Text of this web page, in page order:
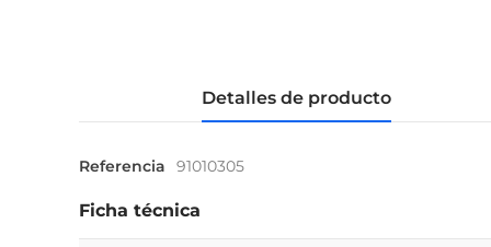
Detalles de producto
Referencia 91010305
Ficha técnica